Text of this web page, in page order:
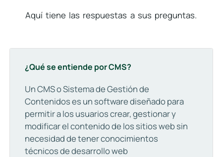
Aquí tiene las respuestas a sus preguntas.
¿Qué se entiende por CMS?
Un CMS o Sistema de Gestión de
Contenidos es un software diseñado para
permitir a los usuarios crear, gestionar y
modificar el contenido de los sitios web sin
necesidad de tener conocimientos
técnicos de desarrollo web